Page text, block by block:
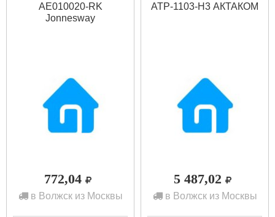
AE010020-RK
Jonnesway
772,04
в Волжск из Москвы
АТР-1103-Н3 АКТАКОМ
5 487,02
в Волжск из Москвы